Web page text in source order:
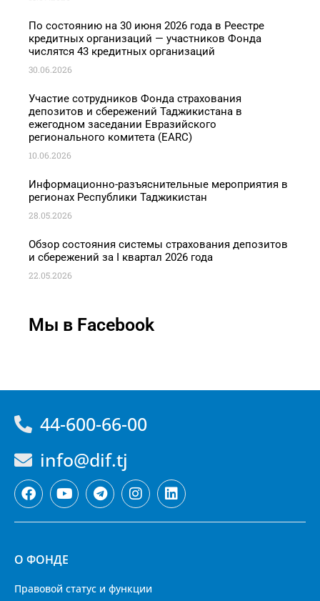
По состоянию на 30 июня 2026 года в Реестре
кредитных организаций — участников Фонда
числятся 43 кредитных организаций
30.06.2026
Участие сотрудников Фонда страхования
депозитов и сбережений Таджикистана в
ежегодном заседании Евразийского
регионального комитета (EARC)
10.06.2026
Информационно-разъяснительные мероприятия в
регионах Республики Таджикистан
28.05.2026
Обзор состояния системы страхования депозитов
и сбережений за I квартал 2026 года
22.05.2026
Мы в Facebook
44-600-66-00
info@dif.tj
О ФОНДЕ
Правовой статус и функции